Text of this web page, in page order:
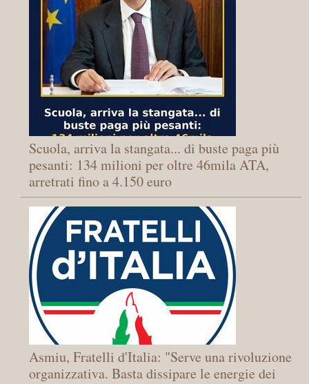
Scuola, arriva la stangata... di buste paga più
pesanti: 134 milioni per oltre 46mila ATA,
arretrati fino a 4.150 euro
Asmiu, Fratelli d'Italia: "Serve una rivoluzione
organizzativa. Basta dissipare le energie dei